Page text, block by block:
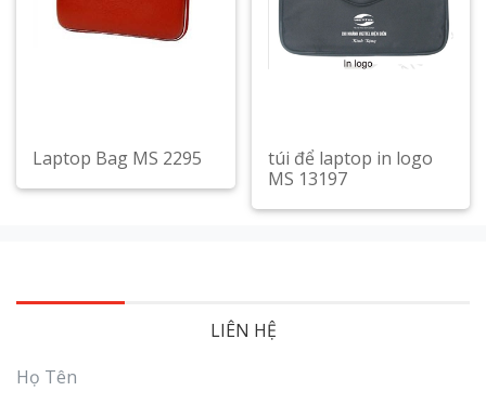
Laptop Bag MS 2295
Xem chi tiết
túi để laptop in logo
MS 13197
Xem chi tiết
LIÊN HỆ